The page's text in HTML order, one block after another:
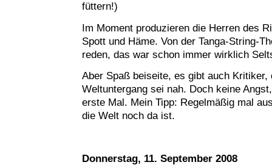
füttern!)
Im Moment produzieren die Herren des
Spott und Häme. Von der Tanga-String-
reden, das war schon immer wirklich
Aber Spaß beiseite, es gibt auch Kritiker,
Weltuntergang sei nah. Doch keine
erste Mal. Mein Tipp: Regelmäßig mal
die Welt noch da ist.
Donnerstag, 11. September 2008